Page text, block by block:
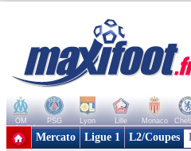
OM PSG Lyon Lille Monaco
+ de clubs
Mercato Ligue 1 L2/Coupes